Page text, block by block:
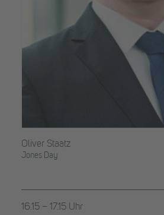
Oliver Staatz
Jones Day
16.15 – 17.15 Uhr